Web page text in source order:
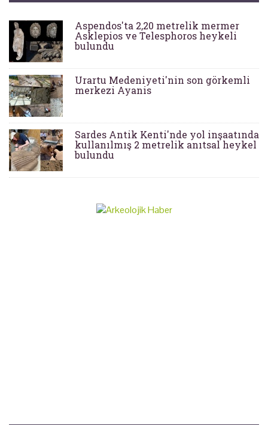
Aspendos'ta 2,20 metrelik mermer
Asklepios ve Telesphoros heykeli
bulundu
Urartu Medeniyeti'nin son görkemli
merkezi Ayanis
Sardes Antik Kenti'nde yol inşaatında
kullanılmış 2 metrelik anıtsal heykel
bulundu